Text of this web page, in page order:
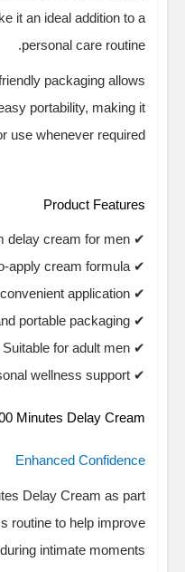
it an ideal addition to a
personal care routine.
packaging allows
portability, making it
use whenever required.
Product Features
✔ Premium delay cream for men
✔ Easy-to-apply cream formula
✔ Smooth texture for convenient application
✔ Compact and portable packaging
✔ Suitable for adult men
✔ Designed for personal wellness support
Minutes Delay Cream
Enhanced Confidence
Delay Cream as part
routine to help improve
intimate moments.